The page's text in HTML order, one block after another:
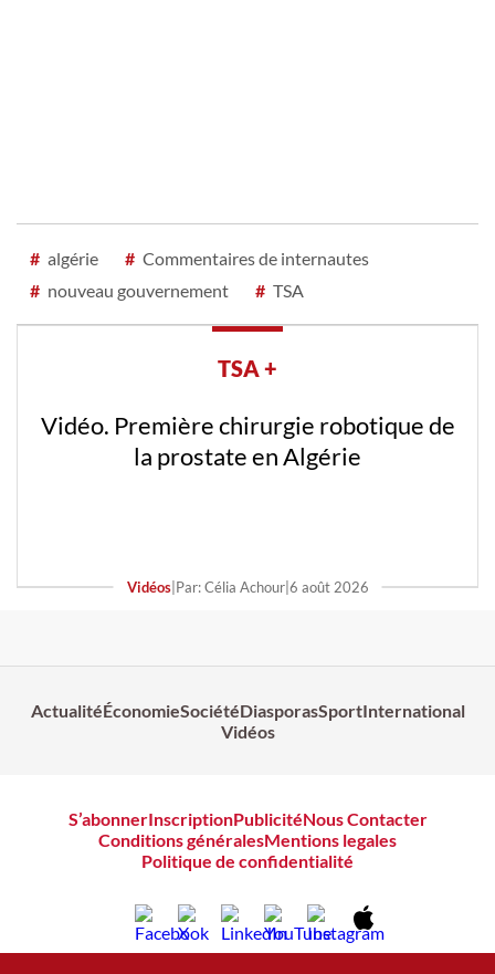
# algérie # Commentaires de internautes
# nouveau gouvernement # TSA
TSA +
Vidéo. Première chirurgie robotique de
la prostate en Algérie
Vidéos| Par: Célia Achour| 6 août 2026
ActualitéÉconomieSociétéDiasporasSportInternational
Vidéos
S’abonnerInscriptionPublicitéNous Contacter
Conditions généralesMentions legales
Politique de confidentialité